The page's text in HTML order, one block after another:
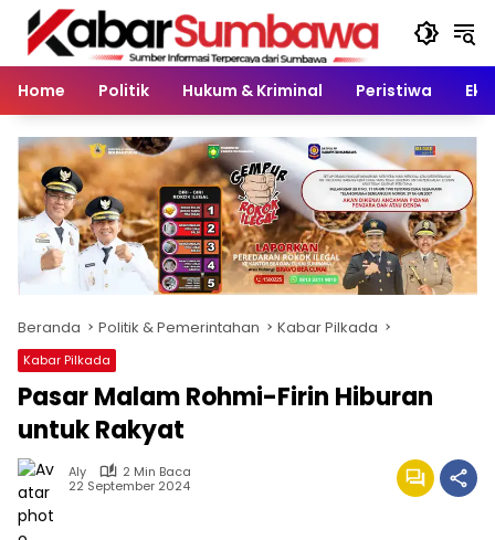
Langsung
konten
Home
Politik Hukum & Kriminal Peristiwa
Beranda Politik & Pemerintahan Kabar Pilkada
Kabar Pilkada
Pasar Malam Rohmi-Firin Hiburan
untuk Rakyat
Aly
2 Min Baca
22 September 2024